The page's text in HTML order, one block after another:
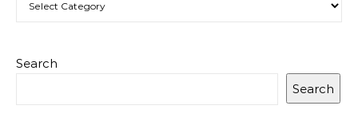
Search
Search